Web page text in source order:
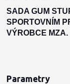
SADA GUM
SPORTOVNÍM
VÝROBCE MZA.
Parametry